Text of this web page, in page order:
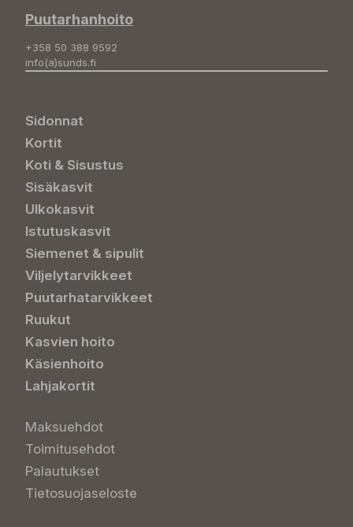
Puutarhanhoito
+358 50 388 9592
info(a)sunds.fi
Sidonnat
Kortit
Koti & Sisustus
Sisäkasvit
Ulkokasvit
Istutuskasvit
Siemenet & sipulit
Viljelytarvikkeet
Puutarhatarvikkeet
Ruukut
Kasvien hoito
Käsienhoito
Lahjakortit
Maksuehdot
Toimitusehdot
Palautukset
Tietosuojaseloste